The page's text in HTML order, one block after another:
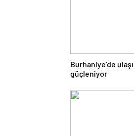
Burhaniye’de
güçleniyor